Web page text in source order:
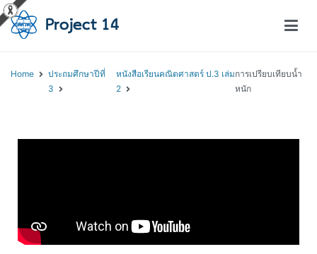
Home
ประถมศึกษาปีที่
3
หนังสือเรียนคณิตศาสตร์ ป.3 เล่ม
2
การเปรียบเทียบน้ำ
หนัก